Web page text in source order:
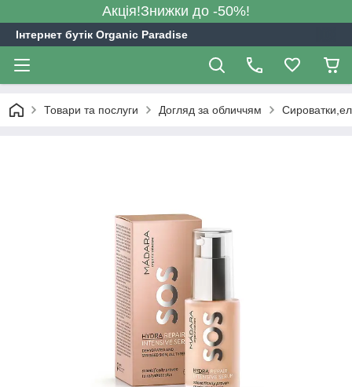
Акція!Знижки до -50%!
Інтернет бутік Organic Paradise
Товари та послуги Догляд за обличчям